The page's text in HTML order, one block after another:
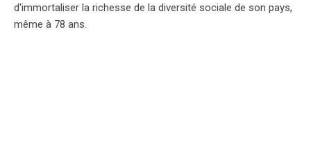
d'immortaliser la richesse de la diversité sociale de son pays,
même à 78 ans.